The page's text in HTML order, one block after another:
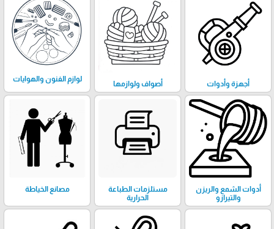
أجهزة وأدوات أصواف ولوازمها
لوازم الفنون والهوايات
أدوات الشمع والريزن
والتيرازو
مستلزمات الطباعة
الحرارية
مصانع الخياطة